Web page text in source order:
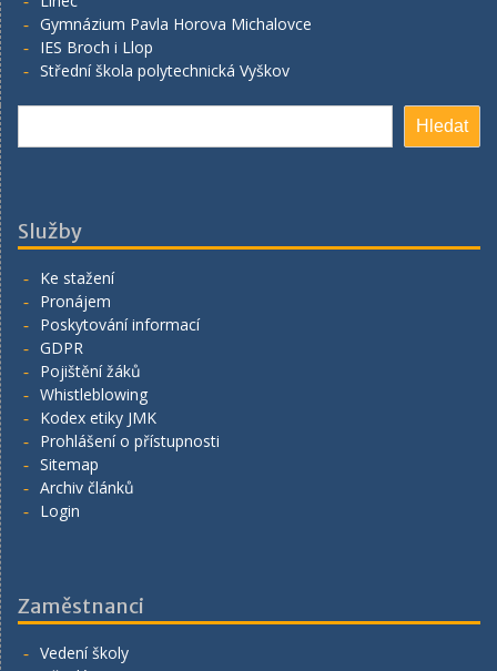
Gymnázium Pavla Horova Michalovce
IES Broch i Llop
Střední škola polytechnická Vyškov
Hledat
Služby
Ke stažení
Pronájem
Poskytování informací
GDPR
Pojištění žáků
Whistleblowing
Kodex etiky JMK
Prohlášení o přístupnosti
Sitemap
Archiv článků
Login
Zaměstnanci
Vedení školy